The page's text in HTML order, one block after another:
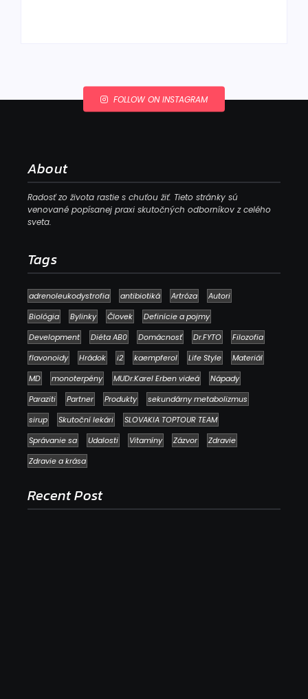
FOLLOW ON INSTAGRAM
About
Radosť zo života rastie s chuťou žiť. Tieto stránky sú
venované popísanej praxi skutočných odborníkov z celého
sveta.
Tags
adrenoleukodystrofia antibiotiká Artróza
Autori
Biológia
Bylinky Človek
Definície a pojmy
Development
Diéta AB0 Domácnosť Dr.FYTO
Filozofia
flavonoidy
Hrádok i2 kaempferol Life Style
Materiál
MD
monoterpény MUDr.Karel Erben videá
Nápady
Paraziti
Partner Produkty
sekundárny metabolizmus
sirup
Skutoční lekári
SLOVAKIA TOPTOUR TEAM
Správanie sa
Udalosti Vitamíny Zázvor
Zdravie
Zdravie a krása
Recent Post